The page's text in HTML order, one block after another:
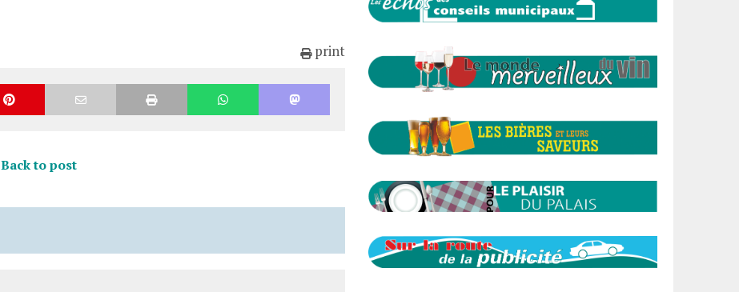
print
Back to post